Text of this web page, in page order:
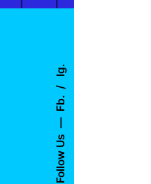
Follow Us
Fb.
Ig.